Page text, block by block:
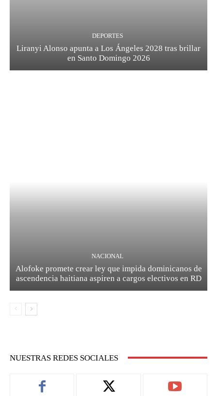
DEPORTES
Liranyi Alonso apunta a Los Ángeles 2028 tras brillar
en Santo Domingo 2026
NACIONAL
Alofoke promete crear ley que impida dominicanos de
ascendencia haitiana aspiren a cargos electivos en RD
NUESTRAS REDES SOCIALES